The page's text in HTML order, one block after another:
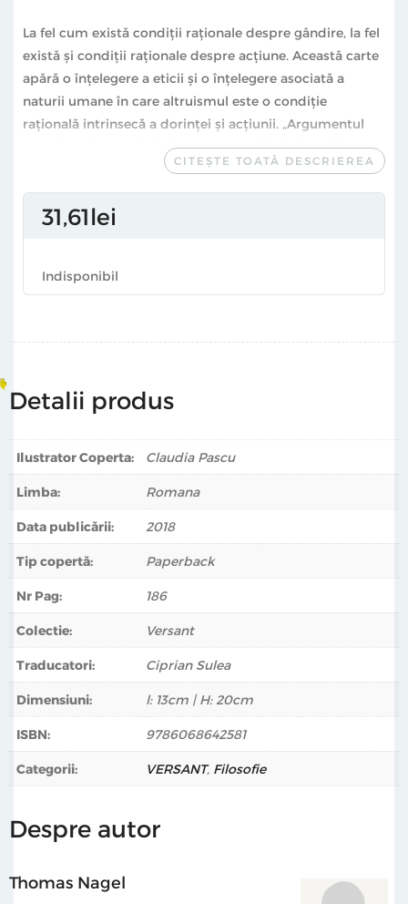
La fel cum există condiții raționale despre gândire, la fel
există și condiții raționale despre acțiune. Această carte
apără o înțelegere a eticii și o înțelegere asociată a
naturii umane în care altruismul este o condiție
rațională intrinsecă a dorinței și acțiunii. „Argumentul
meu intenţionează să demonstreze că altruismul (sau
principiul lui de origine) depinde de o recunoaştere
deplină a realităţii altor persoane. ”- Thomas Nagel
New York University. Este specialist în filosofie politică,
Balzan Prize in Moral Philosophy.
CITEȘTE TOATĂ DESCRIEREA
31 61lei
Indisponibil
Detalii produs
Ilustrator Coperta: Claudia Pascu
Limba: Romana
Data publicării: 2018
Tip copertă: Paperback
Nr Pag: 186
Colectie: Versant
Traducatori: Ciprian Sulea
Dimensiuni: l: 13cm | H: 20cm
ISBN: 9786068642581
Categorii: VERSANT, Filosofie
Despre autor
Thomas Nagel